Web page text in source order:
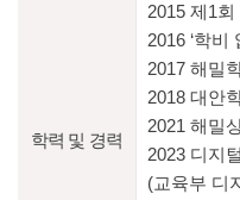
학력 및 경력
2015 제1회
2016 ‘학비
2017 해밀
2018 대안
2021 해밀
2023 디지
(교육부 디